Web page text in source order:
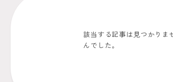
該当する記事は見つかりま
んでした。